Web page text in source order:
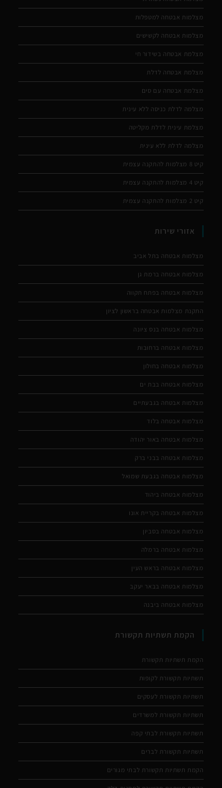
מצלמות אבטחה למטפלות
מצלמות אבטחה לקשישים
מצלמת אבטחה בשידור חי
מצלמת אבטחה לדלת
מצלמת אבטחה עם סים
מצלמה לדלת כניסה ללא עינית
מצלמת עינית לדלת מקליטה
מצלמה לדלת ללא עינית
קיט 8 מצלמות להתקנה עצמית
קיט 4 מצלמות להתקנה עצמית
קיט 2 מצלמות להתקנה עצמית
אזורי שירות
מצלמות אבטחה בתל אביב
מצלמות אבטחה ברמת גן
מצלמות אבטחה בפתח תקווה
התקנת מצלמות אבטחה בראשון לציון
מצלמות אבטחה בנס ציונה
מצלמות אבטחה ברחובות
מצלמות אבטחה בחולון
מצלמות אבטחה בבת ים
מצלמות אבטחה בגבעתיים
מצלמות אבטחה בלוד
מצלמות אבטחה באור יהודה
מצלמות אבטחה בבני ברק
מצלמות אבטחה בגבעת שמואל
מצלמות אבטחה ביהוד
מצלמות אבטחה בקריית אונו
מצלמות אבטחה בסביון
מצלמות אבטחה ברמלה
מצלמות אבטחה בראש העין
מצלמות אבטחה בבאר יעקב
מצלמות אבטחה ביבנה
הקמת תשתיות תקשורת
הקמת תשתיות תקשורת
תשתיות תקשורת לקופות
תשתיות תקשורת לעסקים
תשתיות תקשורת למשרדים
תשתיות תקשורת לבתי קפה
תשתיות תקשורת לברים
הקמת תשתיות תקשורת לבתי מגורים